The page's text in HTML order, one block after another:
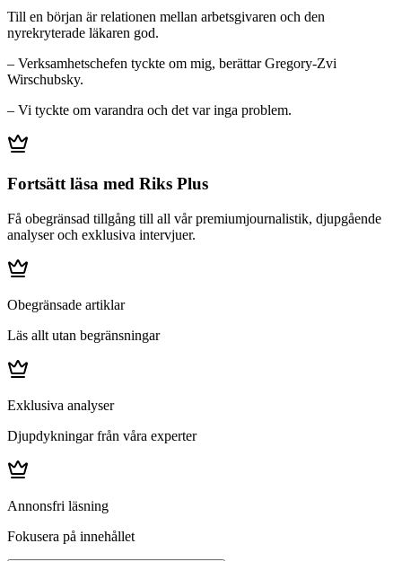
Till en början är relationen mellan arbetsgivaren och den
nyrekryterade läkaren god.
– Verksamhetschefen tyckte om mig, berättar Gregory-Zvi
Wirschubsky.
– Vi tyckte om varandra och det var inga problem.
Fortsätt läsa med Riks Plus
Få obegränsad tillgång till all vår premiumjournalistik, djupgående
analyser och exklusiva intervjuer.
Obegränsade artiklar
Läs allt utan begränsningar
Exklusiva analyser
Djupdykningar från våra experter
Annonsfri läsning
Fokusera på innehållet